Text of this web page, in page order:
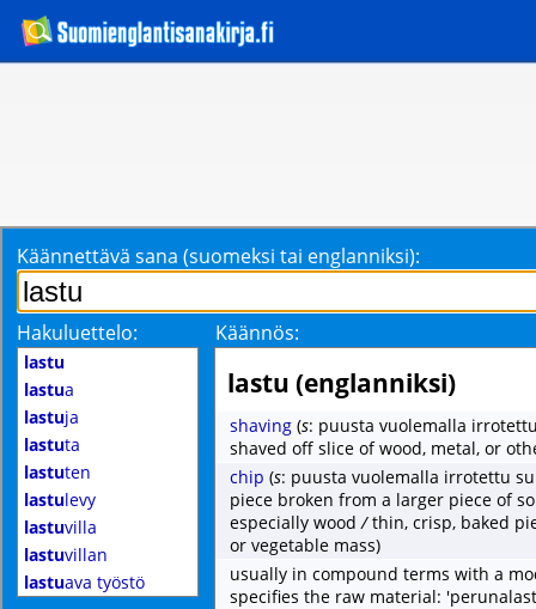
Käännettävä sana (suomeksi tai englanniksi):
Hakuluettelo: Käännös:
lastu
lastua
lastuja
lastuta
lastuten
lastulevy
lastuvilla
lastuvillan
lastuava työstö
lastu (englanniksi)
shaving (s: puusta vuolemalla
shaved off slice of wood, metal, or
chip (s: puusta vuolemalla irrotettu
piece broken from a larger piece of
especially wood/thin, crisp, baked
or vegetable mass)
usually in compound terms with a
specifies the raw material: